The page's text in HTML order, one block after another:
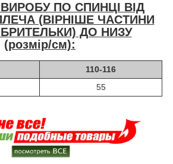
ПО СПИНЦІ ВІД
(ВІРНІШЕ ЧАСТИНИ
ДО НИЗУ
(розмір/см):
110-116
55